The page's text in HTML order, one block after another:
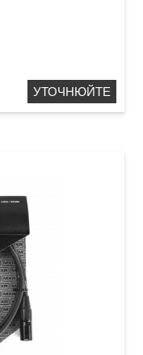
УТОЧНЮЙТЕ